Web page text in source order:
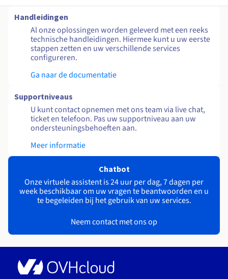
Handleidingen
Al onze oplossingen worden geleverd met een reeks
technische handleidingen. Hiermee kunt u uw eerste
stappen zetten en uw verschillende services
configureren.
Ga naar de documentatie
Supportniveaus
U kunt contact opnemen met ons team via live chat,
ticket en telefoon. Pas uw supportniveau aan uw
ondersteuningsbehoeften aan.
Meer informatie
Chatbot
Onze virtuele assistent is 24 uur per dag, 7 dagen per
week beschikbaar om uw vragen te beantwoorden en u
te begeleiden bij het gebruik van uw services.
Neem contact met ons op